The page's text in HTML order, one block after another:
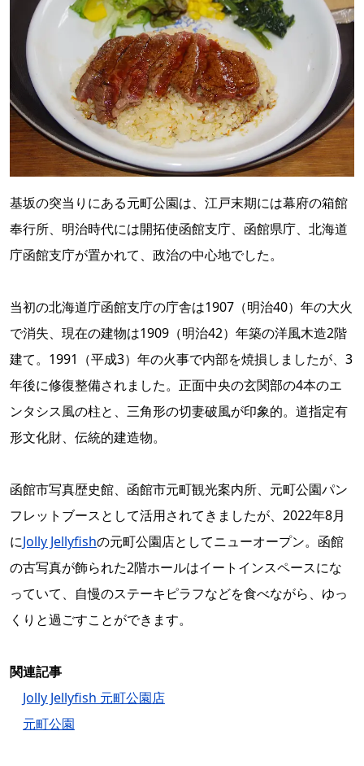
基坂の突当りにある元町公園は、江戸末期には幕府の箱館
奉行所、明治時代には開拓使函館支庁、函館県庁、北海道
庁函館支庁が置かれて、政治の中心地でした。
当初の北海道庁函館支庁の庁舎は1907（明治40）年の大火
で消失、現在の建物は1909（明治42）年築の洋風木造2階
建て。1991（平成3）年の火事で内部を焼損しましたが、3
年後に修復整備されました。正面中央の玄関部の4本のエ
ンタシス風の柱と、三角形の切妻破風が印象的。道指定有
形文化財、伝統的建造物。
函館市写真歴史館、函館市元町観光案内所、元町公園パン
フレットブースとして活用されてきましたが、2022年8月
にJolly Jellyfishの元町公園店としてニューオープン。函館
の古写真が飾られた2階ホールはイートインスペースにな
っていて、自慢のステーキピラフなどを食べながら、ゆっ
くりと過ごすことができます。
関連記事
Jolly Jellyfish 元町公園店
元町公園